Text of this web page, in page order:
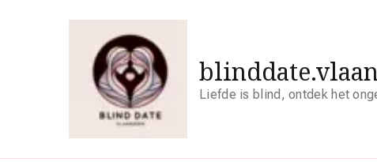
Liefde is blind, ontdek het